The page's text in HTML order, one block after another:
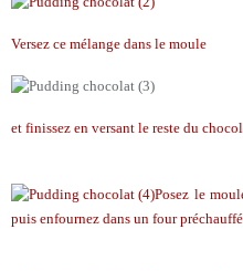
Versez ce mélange dans le moule
et finissez en versant le reste du
Posez le
puis enfournez dans un four